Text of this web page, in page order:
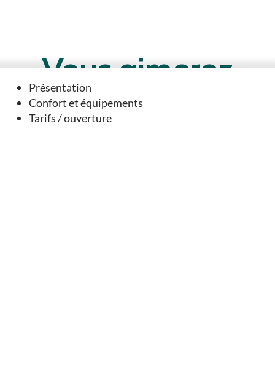
Présentation
Confort et équipements
Tarifs / ouverture
Vous aimerez
aussi